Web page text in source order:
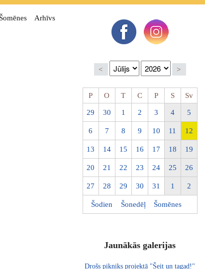
Šomēnes Arhīvs
< >
P O T C P S Sv
29 30 1 2 3 4 5
6 7 8 9 10 11 12
13 14 15 16 17 18 19
20 21 22 23 24 25 26
27 28 29 30 31 1 2
Šodien Šonedēļ Šomēnes
Jaunākās galerijas
Drošs pikniks projektā "Šeit un tagad!"